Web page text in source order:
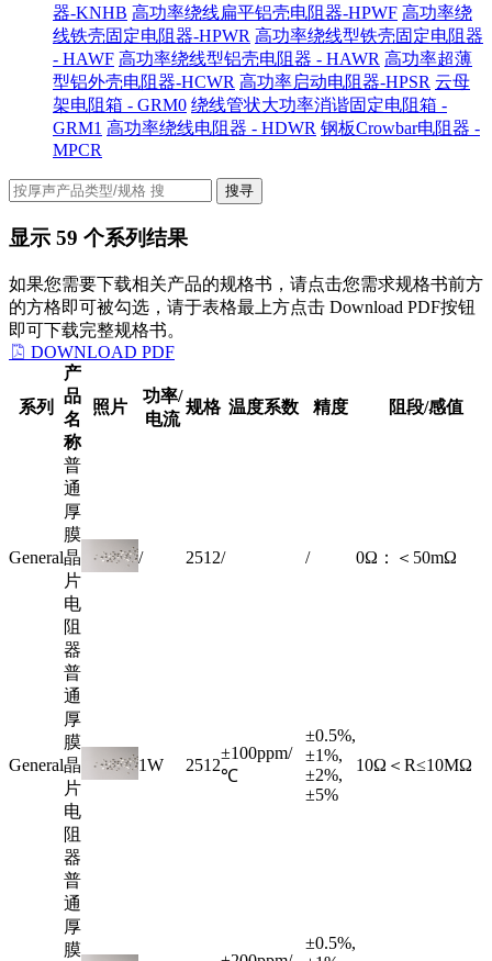
器-KNHB 高功率绕线扁平铝壳电阻器-HPWF 高功率绕
线铁壳固定电阻器-HPWR 高功率绕线型铁壳固定电阻器
- HAWF 高功率绕线型铝壳电阻器 - HAWR 高功率超薄
型铝外壳电阻器-HCWR 高功率启动电阻器-HPSR 云母
架电阻箱 - GRM0 绕线管状大功率消谐固定电阻箱 -
GRM1 高功率绕线电阻器 - HDWR 钢板Crowbar电阻器 -
MPCR
搜寻
显示 59 个系列结果
如果您需要下载相关产品的规格书，请点击您需求规格书前方
的方格即可被勾选，请于表格最上方点击 Download PDF按钮
即可下载完整规格书。
DOWNLOAD PDF
系列
产
品
名
称
照片
功率/
电流
规格 温度系数 精度 阻段/感值
General
普
通
厚
膜
晶
片
电
阻
器
/ 2512/ / 0Ω：＜50mΩ
General
普
通
厚
膜
晶
片
电
阻
器
1W 2512
±100ppm/
℃
±0.5%,
±1%,
±2%,
±5%
10Ω＜R≤10MΩ
普
通
厚
膜
±0.5%,